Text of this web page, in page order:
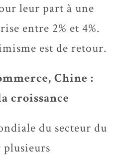
leur part à une
entre 2% et 4%.
est de retour.
Chine :
croissance
du secteur du
plusieurs